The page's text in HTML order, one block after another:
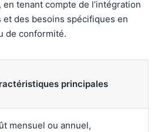
tenant compte de l’intégration
et des besoins spécifiques en
de conformité.
principales
mensuel ou annuel,